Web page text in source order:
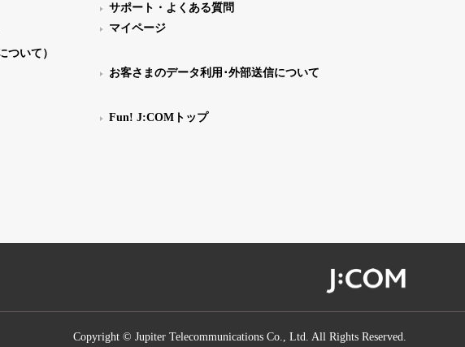
ついて）
サポート・よくある質問
マイページ
お客さまのデータ利用･外部送信について
Fun! J:COMトップ
Copyright © Jupiter Telecommunications Co., Ltd. All Rights Reserved.